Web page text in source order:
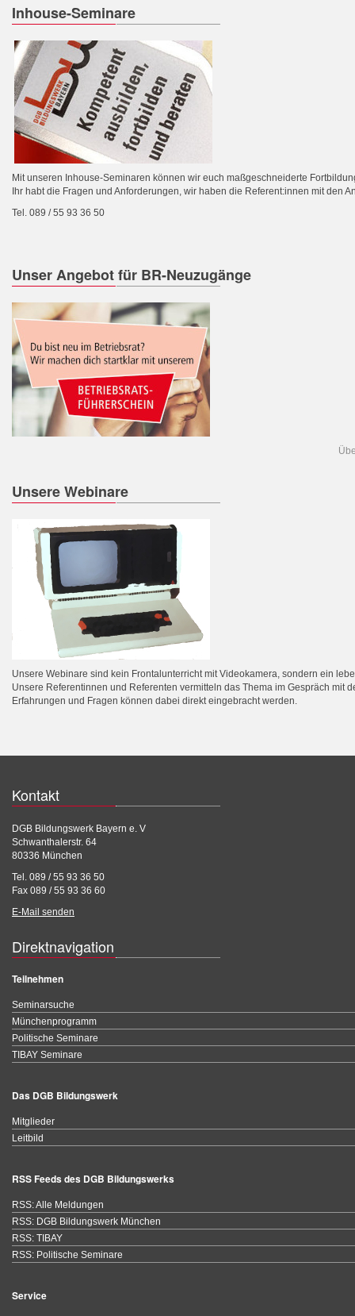
Inhouse-Seminare
Mit unseren Inhouse-Seminaren können wir euch maßgeschneiderte
Ihr habt die Fragen und Anforderungen, wir haben die Referent:innen mit den
Tel. 089 / 55 93 36 50
Unser Angebot für BR-Neuzugänge
Unsere Webinare
Unsere Webinare sind kein Frontalunterricht mit Videokamera, sondern ein
Unsere Referentinnen und Referenten vermitteln das Thema im Gespräch mit
Erfahrungen und Fragen können dabei direkt eingebracht werden.
Kontakt
DGB Bildungswerk Bayern e. V
Schwanthalerstr. 64
80336 München
Tel. 089 / 55 93 36 50
Fax 089 / 55 93 36 60
E-Mail senden
Direktnavigation
Teilnehmen
Seminarsuche
Münchenprogramm
Politische Seminare
TIBAY Seminare
Das DGB Bildungswerk
Mitglieder
Leitbild
RSS Feeds des DGB Bildungswerks
RSS: Alle Meldungen
RSS: DGB Bildungswerk München
RSS: TIBAY
RSS: Politische Seminare
Service